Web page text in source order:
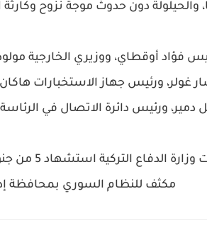
والحيلولة دون حدوث موجة نزوح وكارثة
فؤاد أوقطاي، ووزيري الخارجية
غولر، ورئيس جهاز الاستخبارات
دمير، ورئيس دائرة الاتصال في
مكثف للنظام السوري بمحافظة